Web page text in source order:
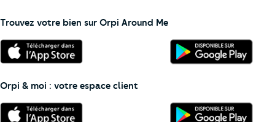
Trouvez votre bien sur Orpi Around Me
Orpi & moi : votre espace client